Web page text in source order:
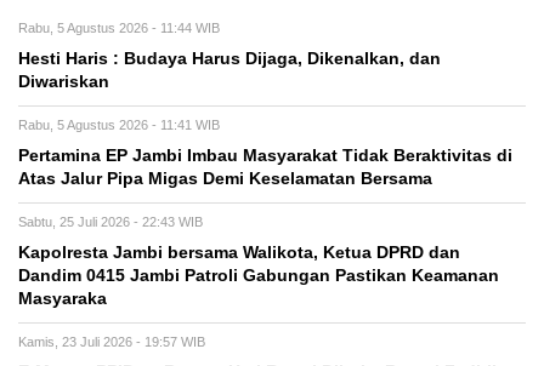
Rabu, 5 Agustus 2026 - 11:44 WIB
Hesti Haris : Budaya Harus Dijaga, Dikenalkan, dan
Diwariskan
Rabu, 5 Agustus 2026 - 11:41 WIB
Pertamina EP Jambi Imbau Masyarakat Tidak Beraktivitas di
Atas Jalur Pipa Migas Demi Keselamatan Bersama
Sabtu, 25 Juli 2026 - 22:43 WIB
Kapolresta Jambi bersama Walikota, Ketua DPRD dan
Dandim 0415 Jambi Patroli Gabungan Pastikan Keamanan
Masyaraka
Kamis, 23 Juli 2026 - 19:57 WIB